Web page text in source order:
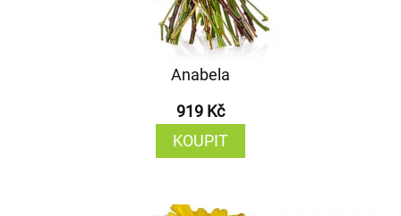
Anabela
919 Kč
KOUPIT